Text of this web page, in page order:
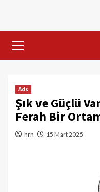
content
Menu
Ads
Şık ve Güçlü
Ferah Bir
hrn 15 Mart 2025